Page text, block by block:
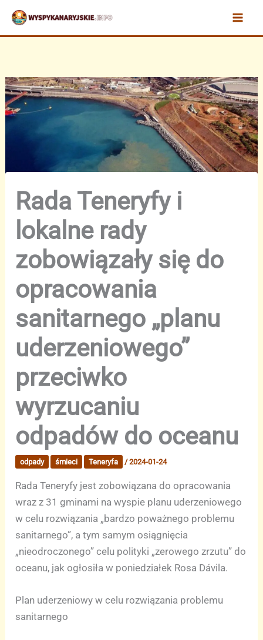
Przejdź
treści
Rada Teneryfy i
lokalne rady
zobowiązały się do
opracowania
sanitarnego „planu
uderzeniowego”
przeciwko
wyrzucaniu
odpadów do oceanu
odpady śmieci Teneryfa /2024-01-24
Rada Teneryfy jest zobowiązana do opracowania
wraz z 31 gminami na wyspie planu uderzeniowego
w celu rozwiązania „bardzo poważnego problemu
sanitarnego”, a tym samym osiągnięcia
„nieodroczonego” celu polityki „zerowego zrzutu” do
oceanu, jak ogłosiła w poniedziałek Rosa Dávila.
Plan uderzeniowy w celu rozwiązania problemu
sanitarnego